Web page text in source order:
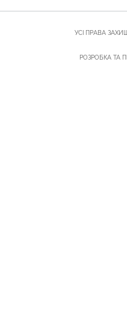
УСІ ПРАВА
РОЗРОБКА ТА